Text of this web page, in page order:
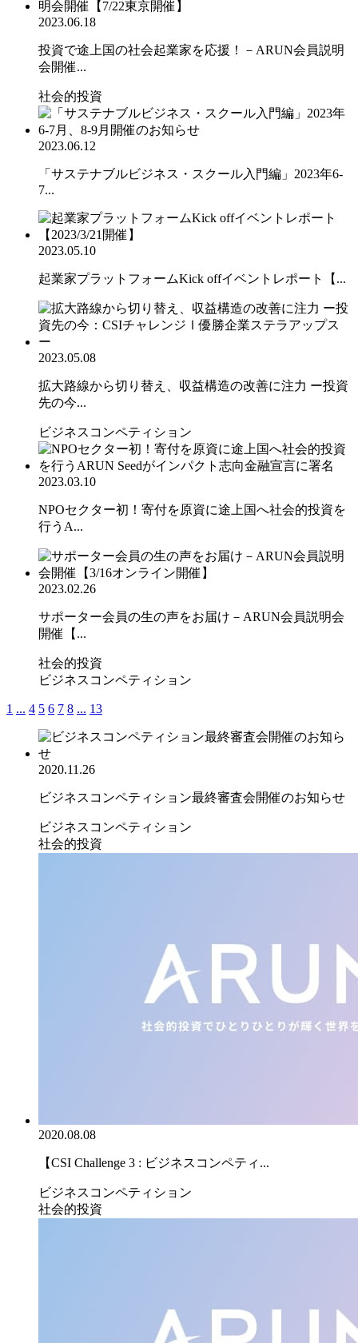
2023.06.18
投資で途上国の社会起業家を応援！－ARUN会員説明
会開催...
社会的投資
2023.06.12
「サステナブルビジネス・スクール入門編」2023年6-
7...
2023.05.10
起業家プラットフォームKick offイベントレポート【...
2023.05.08
拡大路線から切り替え、収益構造の改善に注力 ー投資
先の今...
ビジネスコンペティション
2023.03.10
NPOセクター初！寄付を原資に途上国へ社会的投資を
行うA...
2023.02.26
サポーター会員の生の声をお届け－ARUN会員説明会
開催【...
社会的投資
ビジネスコンペティション
1 ... 4 5 6 7 8 ... 13
2020.11.26
ビジネスコンペティション最終審査会開催のお知らせ
ビジネスコンペティション
社会的投資
2020.08.08
【CSI Challenge 3 : ビジネスコンペティ...
ビジネスコンペティション
社会的投資